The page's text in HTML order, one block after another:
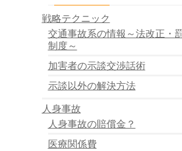
戦略テクニック
交通事故系の情報～法改正・
制度～
加害者の示談交渉話術
示談以外の解決方法
人身事故
人身事故の賠償金？
医療関係費